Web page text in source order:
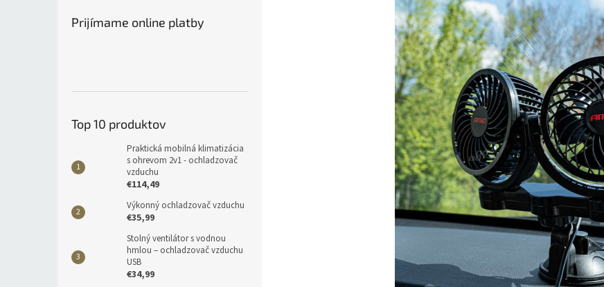
Prijímame online platby
Top 10 produktov
Praktická mobilná klimatizácia
s ohrevom 2v1 - ochladzovač
vzduchu
€114,49
Výkonný ochladzovač vzduchu
€35,99
Stolný ventilátor s vodnou
hmlou – ochladzovač vzduchu
USB
€34,99